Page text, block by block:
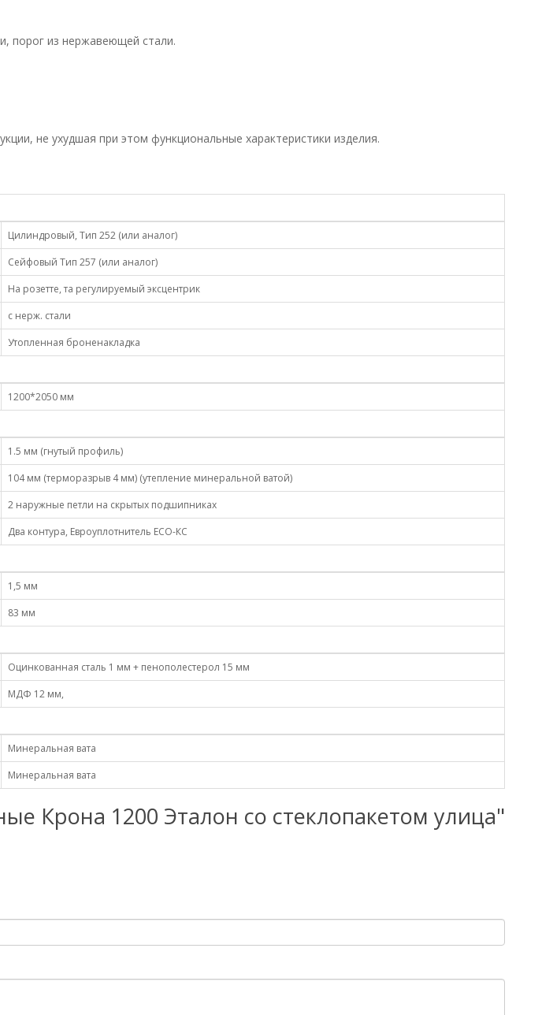
порог из нержавеющей стали.
не ухудшая при этом функциональные характеристики изделия.
Цилиндровый, Тип 252 (или аналог)
Сейфовый Тип 257 (или аналог)
На розетте, та регулируемый эксцентрик
с нерж. стали
Утопленная броненакладка
1200*2050 мм
1.5 мм (гнутый профиль)
104 мм (терморазрыв 4 мм) (утепление минеральной ватой)
2 наружные петли на скрытых подшипниках
Два контура, Евроуплотнитель ECO-КС
1,5 мм
83 мм
Оцинкованная сталь 1 мм + пенополестерол 15 мм
МДФ 12 мм,
Минеральная вата
Минеральная вата
Крона 1200 Эталон со стеклопакетом улица"